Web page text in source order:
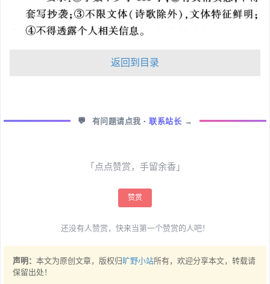
返回到目录
💬 有问题请点我 ·联系站长 →
「点点赞赏，手留余香」
赞赏
还没有人赞赏，快来当第一个赞赏的人吧！
声明： 本文为原创文章，版权归旷野小站所有，欢迎分享本文，转载请
保留出处！